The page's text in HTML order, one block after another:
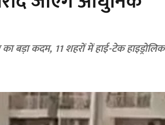
बड़ा कदम, 11 शहरों में हाई-टेक हाइड्रोलिक